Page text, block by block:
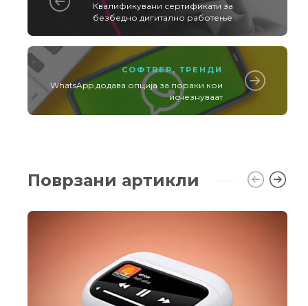
Квалификувани сертификати за
безбедно дигитално работење
СОФТВЕР, ТРЕНДИ
WhatsApp додава опција за пораки кои
исчезнуваат
Поврзани артикли